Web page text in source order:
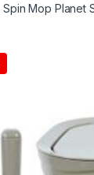
Mop Planet